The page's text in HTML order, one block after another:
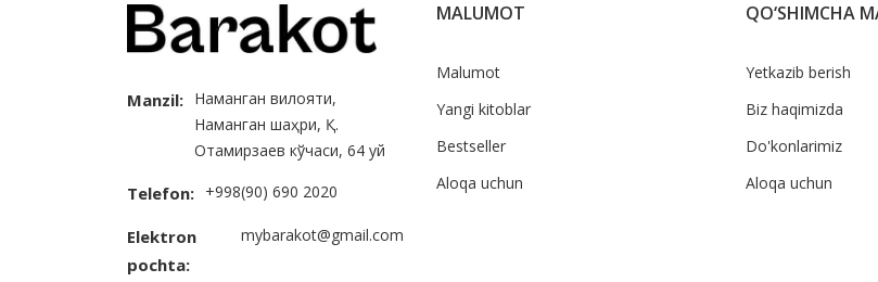
Manzil: Наманган вилояти,
Наманган шаҳри, Қ.
Отамирзаев кўчаси, 64 уй
Telefon: +998(90) 690 2020
Elektron
pochta:
mybarakot@gmail.com
MALUMOT
Malumot
Yangi kitoblar
Bestseller
Aloqa uchun
QO‘SHIMCHA
Yetkazib berish
Biz haqimizda
Do'konlarimiz
Aloqa uchun